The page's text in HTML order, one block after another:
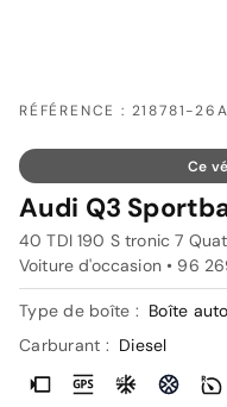
RÉFÉRENCE : 218781-
Ce
Audi Q3
40 TDI 190 S tronic 7
Voiture d'occasion • 96
Type de boîte : Boîte
Carburant : Diesel